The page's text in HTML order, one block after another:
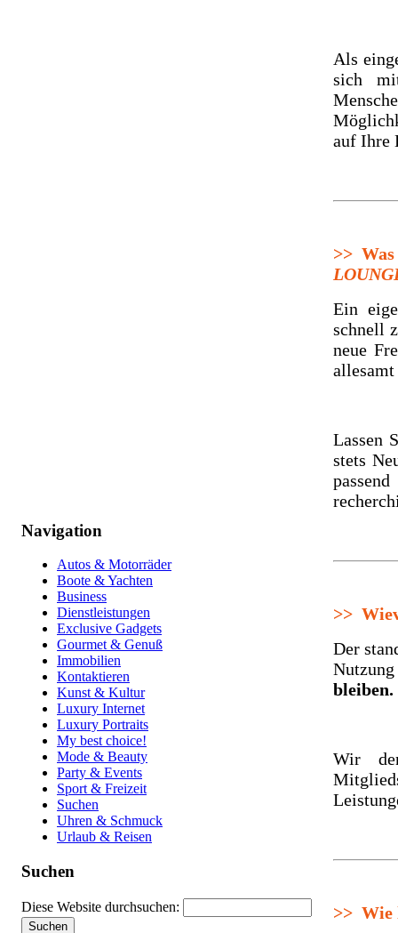
Navigation
Autos & Motorräder
Boote & Yachten
Business
Dienstleistungen
Exclusive Gadgets
Gourmet & Genuß
Immobilien
Kontaktieren
Kunst & Kultur
Luxury Internet
Luxury Portraits
My best choice!
Mode & Beauty
Party & Events
Sport & Freizeit
Suchen
Uhren & Schmuck
Urlaub & Reisen
Suchen
Diese Website durchsuchen:
Als
sich
auf Ihre
>>
Ein
schnell
neue
Lassen
stets
>>
Der
bleiben.
Wir
>> Wie